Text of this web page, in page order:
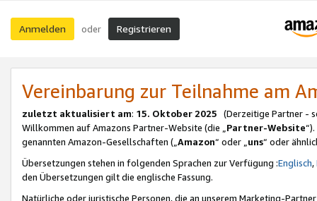
Anmelden oder Registrieren
Vereinbarung zur Teilnahme am
zuletzt aktualisiert am: 15. Oktober 2025 (Derzeitige Partner -
Willkommen auf Amazons Partner-Website (die „Partner-Website
genannten Amazon-Gesellschaften („Amazon“ oder „uns“ oder
Übersetzungen stehen in folgenden Sprachen zur Verfügung :Englisch,
den Übersetzungen gilt die englische Fassung.
Natürliche oder juristische Personen, die an unserem Marketing-